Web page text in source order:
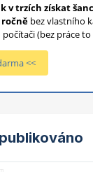
v trzích získat
bez vlastního
(bez práce to
<<